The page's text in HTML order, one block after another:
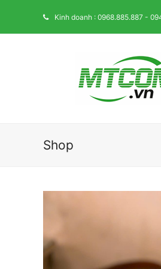
Kinh doanh : 0968.885.887 -
Shop